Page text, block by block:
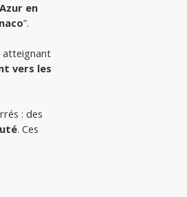
en
”.
atteignant
vers les
. Ces